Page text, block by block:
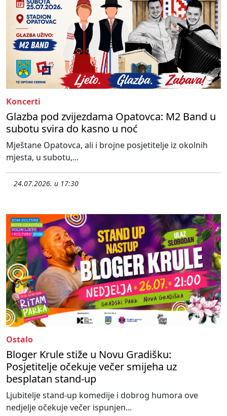
Koncerti
Glazba pod zvijezdama Opatovca: M2 Band u
subotu svira do kasno u noć
Mještane Opatovca, ali i brojne posjetitelje iz okolnih
mjesta, u subotu,...
24.07.2026. u 17:30
Ostalo
Bloger Krule stiže u Novu Gradišku:
Posjetitelje očekuje večer smijeha uz
besplatan stand-up
Ljubitelje stand-up komedije i dobrog humora ove
nedjelje očekuje večer ispunjen...